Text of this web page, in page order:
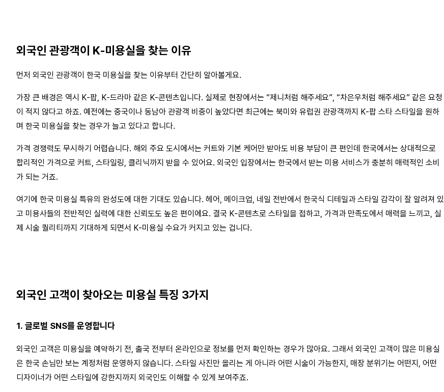
외국인 관광객이 K-미용실을 찾는 이유
먼저 외국인 관광객이 한국 미용실을 찾는 이유부터 간단히 알아볼게요.
가장 큰 배경은 역시 K-팝, K-드라마 같은 K-콘텐츠입니다. 실제로 현장에서는 “제니처럼 해주세요”, “차은우처럼 해주세요” 같은 요청
이 적지 않다고 하죠. 예전에는 중국이나 동남아 관광객 비중이 높았다면 최근에는 북미와 유럽권 관광객까지 K-팝 스타 스타일을 원하
며 한국 미용실을 찾는 경우가 늘고 있다고 합니다.
가격 경쟁력도 무시하기 어렵습니다. 해외 주요 도시에서는 커트와 기본 케어만 받아도 비용 부담이 큰 편인데 한국에서는 상대적으로
합리적인 가격으로 커트, 스타일링, 클리닉까지 받을 수 있어요. 외국인 입장에서는 한국에서 받는 미용 서비스가 충분히 매력적인 소비
가 되는 거죠.
여기에 한국 미용실 특유의 완성도에 대한 기대도 있습니다. 헤어, 메이크업, 네일 전반에서 한국식 디테일과 스타일 감각이 잘 알려져 있
고 미용사들의 전반적인 실력에 대한 신뢰도도 높은 편이에요. 결국 K-콘텐츠로 스타일을 접하고, 가격과 만족도에서 매력을 느끼고, 실
제 시술 퀄리티까지 기대하게 되면서 K-미용실 수요가 커지고 있는 겁니다.
외국인 고객이 찾아오는 미용실 특징 3가지
1. 글로벌 SNS를 운영합니다
외국인 고객은 미용실을 예약하기 전, 출국 전부터 온라인으로 정보를 먼저 확인하는 경우가 많아요. 그래서 외국인 고객이 많은 미용실
은 한국 손님만 보는 계정처럼 운영하지 않습니다. 스타일 사진만 올리는 게 아니라 어떤 시술이 가능한지, 매장 분위기는 어떤지, 어떤
디자이너가 어떤 스타일에 강한지까지 외국인도 이해할 수 있게 보여주죠.